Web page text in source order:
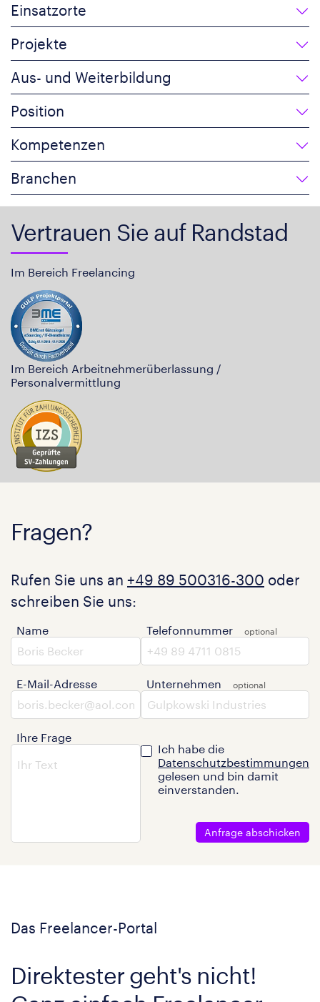
Einsatzorte
Projekte
Aus- und Weiterbildung
Position
Kompetenzen
Branchen
Vertrauen Sie auf Randstad
Im Bereich Freelancing
Im Bereich Arbeitnehmerüberlassung /
Personalvermittlung
Fragen?
Rufen Sie uns an +49 89 500316-300 oder
schreiben Sie uns:
Name
E-Mail-Adresse
Ihre Frage
Telefonnummer
Unternehmen
Ich habe die
Datenschutzbestimmungen
gelesen und bin damit
einverstanden.
Anfrage abschicken
Das Freelancer-Portal
Direktester geht's nicht!